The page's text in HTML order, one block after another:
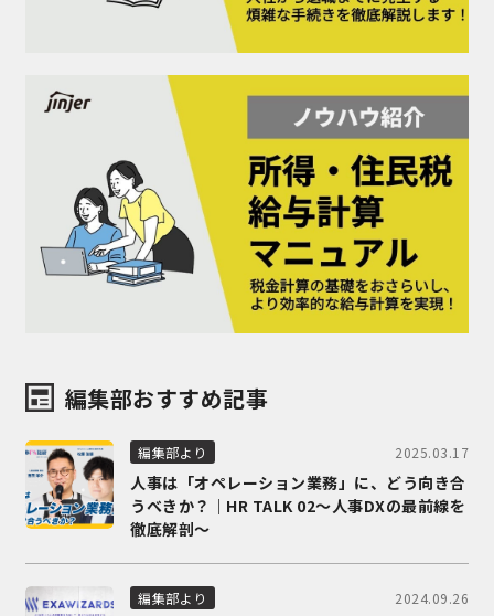
編集部おすすめ記事
編集部より 2025.03.17
人事は「オペレーション業務」に、どう向き合
うべきか？｜HR TALK 02～人事DXの最前線を
徹底解剖～
編集部より 2024.09.26